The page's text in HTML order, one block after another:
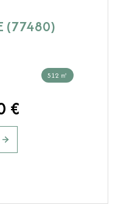
(77480)
512 ㎡
€